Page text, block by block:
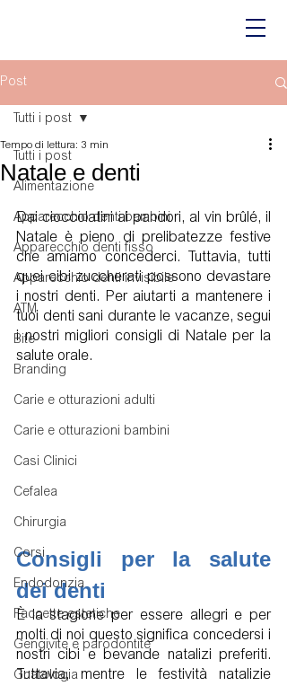
Post
Tutti i post
Alimentazione
Apparecchio denti bambini
Apparecchio denti fisso
Apparecchio denti invisibile
ATM
Bite
Branding
Carie e otturazioni adulti
Carie e otturazioni bambini
Casi Clinici
Cefalea
Chirurgia
Corsi
Endodonzia
Faccette estetiche
Gengivite e parodontite
Gnatologia
Tutti i post
Natale e denti
Tempo di lettura: 3 min
Dai cioccolatini ai pandori, al vin brûlé, il
Natale è pieno di prelibatezze festive
che amiamo concederci. Tuttavia, tutti
quei cibi zuccherati possono devastare
i nostri denti. Per aiutarti a mantenere i
tuoi denti sani durante le vacanze, segui
i nostri migliori consigli di Natale per la
salute orale.
Consigli per la salute
dei denti
È la stagione per essere allegri e per
molti di noi questo significa concedersi i
nostri cibi e bevande natalizi preferiti.
Tuttavia, mentre le festività natalizie